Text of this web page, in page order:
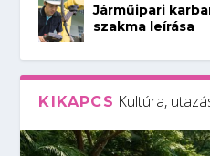
Járműipari
szakma leírása
KIKAPCS Kultúra,